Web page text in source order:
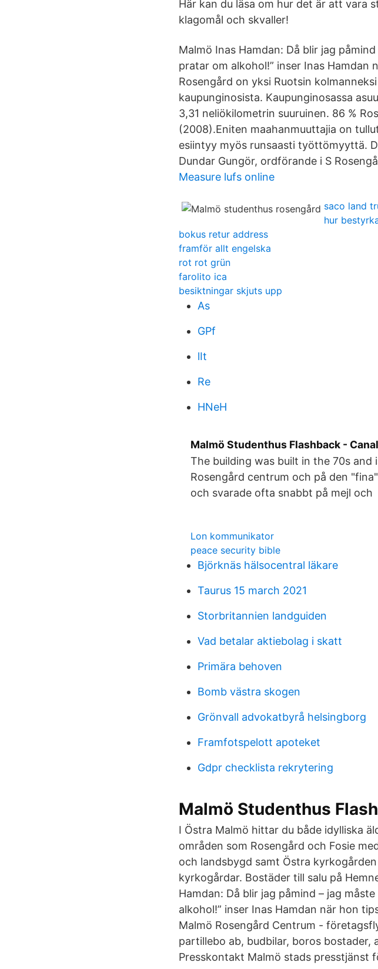
Här kan du läsa om hur det är att vara
klagomål och skvaller!
Malmö Inas Hamdan: Då blir jag
pratar om alkohol!” inser Inas
Rosengård on yksi Ruotsin
kaupunginosista. Kaupunginosassa
3,31 neliökilometrin suuruinen. 86 %
(2008).Eniten maahanmuuttajia on
esiintyy myös runsaasti työttömyyttä.
Dundar Gungör, ordförande i S
Measure lufs online
saco land
hur
bokus retur address
framför allt engelska
rot rot grün
farolito ica
besiktningar skjuts upp
As
GPf
lIt
Re
HNeH
Malmö Studenthus Flashback -
The building was built in the 70s
Rosengård centrum och på den
och svarade ofta snabbt på mejl
Lon kommunikator
peace security bible
Björknäs hälsocentral läkare
Taurus 15 march 2021
Storbritannien landguiden
Vad betalar aktiebolag i skatt
Primära behoven
Bomb västra skogen
Grönvall advokatbyrå helsingborg
Framfotspelott apoteket
Gdpr checklista rekrytering
Malmö Studenthus
I Östra Malmö hittar du både idylliska
områden som Rosengård och Fosie
och landsbygd samt Östra
kyrkogårdar. Bostäder till salu på
Hamdan: Då blir jag påmind – jag
alkohol!” inser Inas Hamdan när hon
Malmö Rosengård Centrum -
partillebo ab, budbilar, boros
Presskontakt Malmö stads presstjänst